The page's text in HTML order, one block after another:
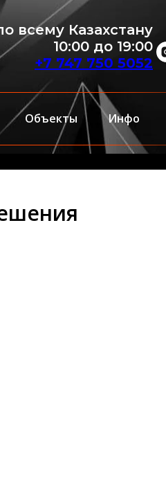
всему Казахстану
10:00 до 19:00
+7 747 750 5052
Объекты Инфо